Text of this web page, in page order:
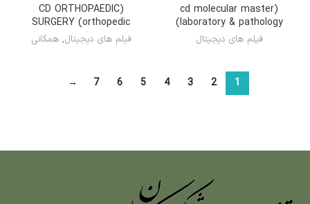
(cd molecular master
(laboratory & pathology
فیلم های دیجیتال
(CD ORTHOPAEDIC
SURGERY (orthopedic
فیلم های دیجیتال,همگانی
1
2
3
4
5
6
7
→